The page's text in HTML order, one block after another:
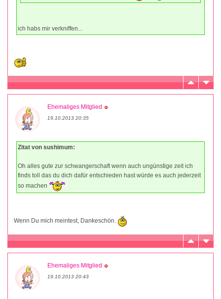
ich habs mir verkniffen...
Ehemaliges Mitglied
19.10.2013 20:35
Zitat von sushimum:
Oh alles gute zur schwangerschaft wenn auch ungünstige zeit ich
finds toll das du dich dafür entschieden hast würde es auch jederzeit
so machen
Wenn Du mich meintest, Dankeschön.
Ehemaliges Mitglied
19.10.2013 20:43